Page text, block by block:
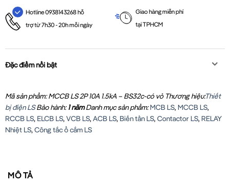
Hotline 0938143268 hỗ
trợ từ 7h30 - 20h mỗi ngày
Giao hàng miễn phí
tại TPHCM
Đặc điểm nổi bật
Mã sản phẩm: MCCB LS 2P 10A 1.5kA – BS32c-có vỏ Thương hiệu:Thiết
bị điện LS Bảo hành:1 nămDanh mục sản phẩm:MCB LS, MCCB LS,
RCCB LS, ELCB LS,VCB LS,ACB LS, Biến tần LS,Contactor LS, RELAY
Nhiệt LS,Công tắc ổ cắm LS
MÔ TẢ